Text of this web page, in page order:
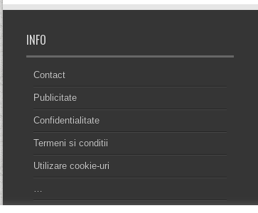
INFO
Contact
Publicitate
Confidentialitate
Termeni si conditii
Utilizare cookie-uri
…